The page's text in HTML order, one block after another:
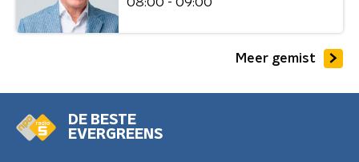
Meer gemist
DE BESTE
EVERGREENS